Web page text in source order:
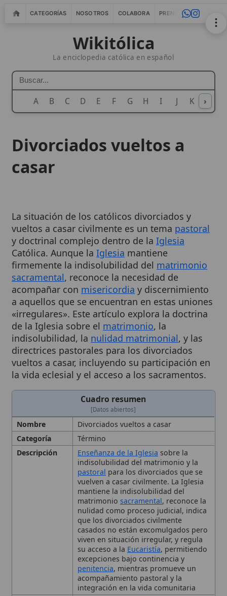
CATEGORÍAS NOSOTROS COLABORA PRENSA WEBMASTERS
Wikitólica
La enciclopedia católica en español
A B C D E F G H I J K L M
›
casar
y doctrinal complejo dentro de laIglesia
Católica. Aunque laIglesiamantiene
firmemente la indisolubilidad delmatrimonio
sacramental, reconoce la necesidad de
acompañar con misericordiay discernimiento
a aquellos que se encuentran en estas uniones
«irregulares». Este artículo explora la doctrina
de la Iglesia sobre elmatrimonio, la
indisolubilidad, lanulidad matrimonial, y las
directrices pastorales para los divorciados
vueltos a casar, incluyendo su participación en
la vida eclesial y el acceso a los sacramentos.
Cuadro resumen
[Datos abiertos]
Término
Enseñanza de la Iglesia
indisolubilidad del matrimonio y la
pastoral para los divorciados que se
vuelven a casar civilmente. La Iglesia
mantiene la indisolubilidad del
matrimoniosacramental, reconoce la
nulidad como proceso judicial, indica
que los divorciados civilmente
casados no están excomulgados pero
viven en situación irregular, y regula
su acceso a laEucaristía, permitiendo
excepciones bajo continencia y
penitencia
, mientras promueve un
acompañamiento pastoral y la
integración en la vida comunitaria
Jesús: "Lo que Diosha unido, que
no lo separe el hombre"
Enseñanzas de Juan Pablo II y del
Papa Franciscosobre la
indisolubilidad del matrimonio y la
comunión.